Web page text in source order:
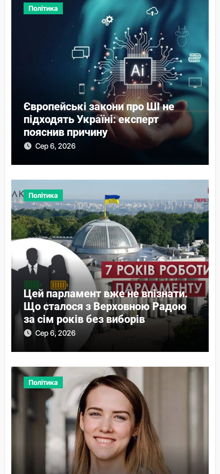
Політика
Європейські закони про ШІ не
підходять Україні: експерт
пояснив причину
Сер 6, 2026
Політика
Цей парламент вже не впізнати.
Що сталося з Верховною Радою
за сім років без виборів
Сер 6, 2026
Політика